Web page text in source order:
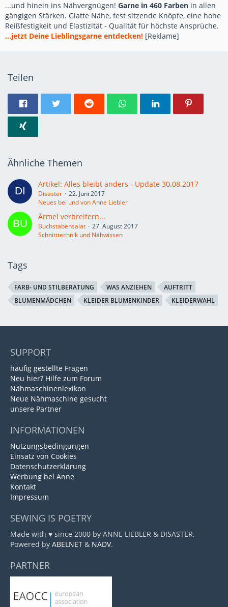
...und hinein ins Nähvergnügen! Garne in 460 Farben in allen
gängigen Stärken. Glatte Nähe, fest sitzende Knöpfe, eine hohe
Reißfestigkeit und Elastizität - Qualität für höchste Ansprüche.
...jetzt Deine Lieblingsgarne entdecken! [Reklame]
Teilen
Ähnliche Themen
Artikel: Alles bleibt anders - Update 30.08.2017
Disaster
22. Juni 2017
Neues bei und von Anne Liebler
Ärmel verbreitern...
Buchstabensalat
27. August 2017
Schnitttechnik und Nähwissen
Tags
FARB- UND STILBERATUNG WAS ANZIEHEN
AUFTRITT
BLUMENMÄDCHEN
KLEIDER BLUMENKINDER KLEIDERWAHL
SUPPORT
häufig gestellte Fragen
Neu hier? Hilfe zum Forum
Nähmaschinenlexikon
Neue Nähmaschine gesucht
unsere Partner
INFORMATIONEN
Nutzungsbedingungen
Einsatz von Cookies
Datenschutzerklärung
Werbung bei Anne
Kontakt
Impressum
SEWING IS POETRY
Made with ♥ since 2000 by ANNE LIEBLER & DISASTER.
Powered by ABELNET & NADV.
PARTNER